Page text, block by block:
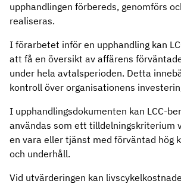
upphandlingen förbereds, genomförs
realiseras.
I förarbetet inför en upphandling kan
att få en översikt av affärens
under hela avtalsperioden. Detta
kontroll över organisationens
I upphandlingsdokumenten kan LCC-
användas som ett tilldelningskriterium
en vara eller tjänst med förväntad hög
och underhåll.
Vid utvärderingen kan